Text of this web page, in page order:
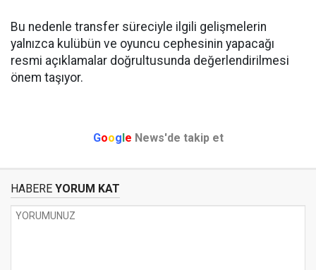
Bu nedenle transfer süreciyle ilgili gelişmelerin
yalnızca kulübün ve oyuncu cephesinin yapacağı
resmi açıklamalar doğrultusunda değerlendirilmesi
önem taşıyor.
Google News'de takip et
HABERE YORUM KAT